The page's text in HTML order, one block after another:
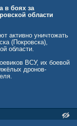
в боях за
области
активно уничтожать
(Покровска),
области.
ВСУ, их боевой
дронов-